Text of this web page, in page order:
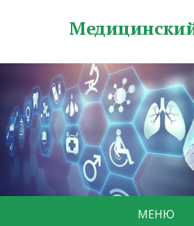
МЕНЮ